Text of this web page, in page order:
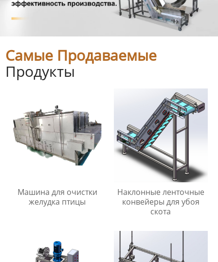
Самые Продаваемые
Продукты
Машина для очистки
желудка птицы
Наклонные ленточные
конвейеры для убоя
скота